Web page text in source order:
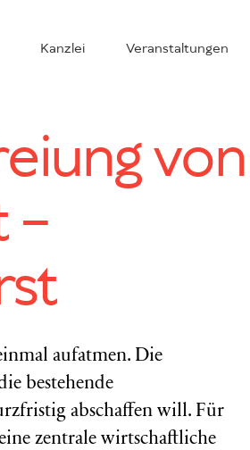
Kanzlei Veranstaltungen
von
–
aufatmen. Die
bestehende
abschaffen will. Für
zentrale wirtschaftliche